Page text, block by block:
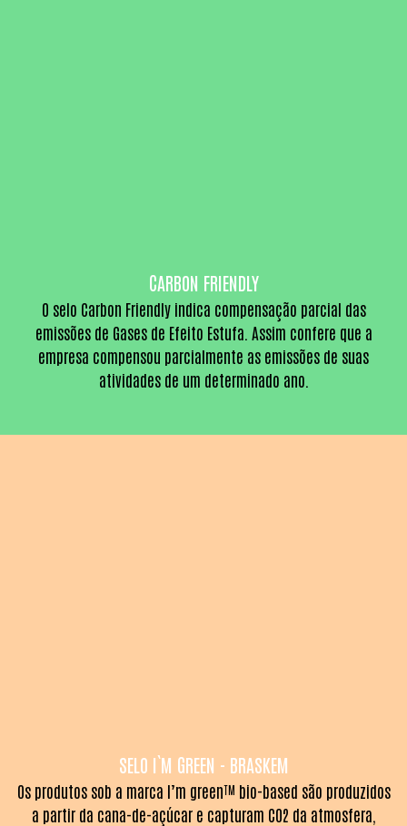
CARBON FRIENDLY
O selo Carbon Friendly indica compensação parcial das
emissões de Gases de Efeito Estufa. Assim confere que a
empresa compensou parcialmente as emissões de suas
atividades de um determinado ano.
SELO I`M GREEN - BRASKEM
Os produtos sob a marca I’m green™ bio-based são produzidos
a partir da cana-de-açúcar e capturam CO2 da atmosfera,